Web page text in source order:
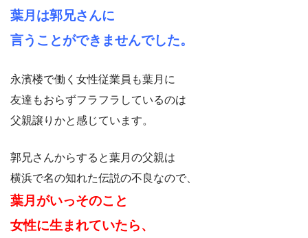
葉月は郭兄さんに
言うことができませんでした。
永濱楼で働く女性従業員も葉月に
友達もおらずフラフラしているのは
父親譲りかと感じています。
郭兄さんからすると葉月の父親は
横浜で名の知れた伝説の不良なので、
葉月がいっそのこと
女性に生まれていたら、